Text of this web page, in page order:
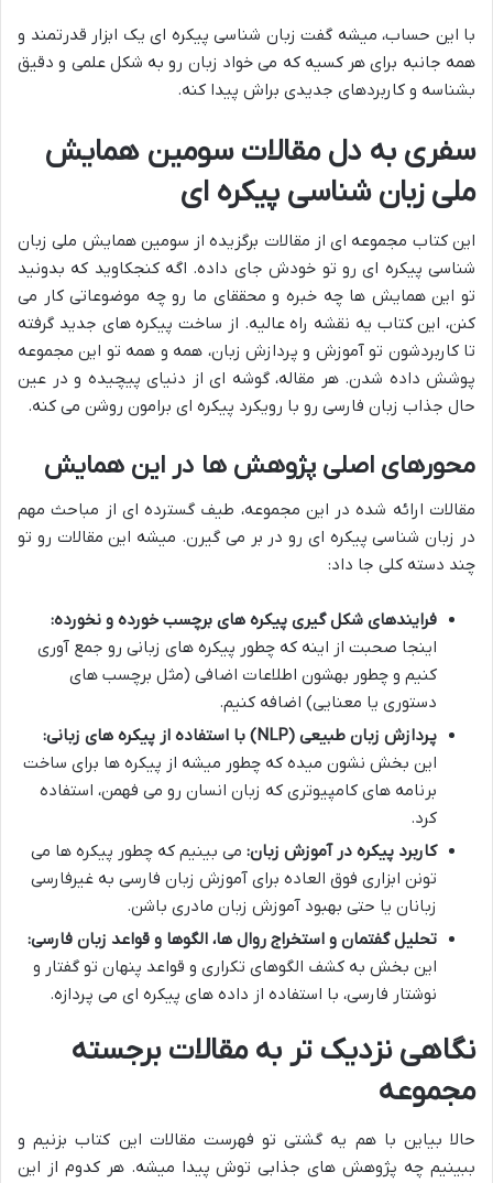
با این حساب، میشه گفت زبان شناسی پیکره ای یک ابزار قدرتمند و
همه جانبه برای هر کسیه که می خواد زبان رو به شکل علمی و دقیق
بشناسه و کاربردهای جدیدی براش پیدا کنه.
سفری به دل مقالات سومین همایش
ملی زبان شناسی پیکره ای
این کتاب مجموعه ای از مقالات برگزیده از سومین همایش ملی زبان
شناسی پیکره ای رو تو خودش جای داده. اگه کنجکاوید که بدونید
تو این همایش ها چه خبره و محققای ما رو چه موضوعاتی کار می
کنن، این کتاب یه نقشه راه عالیه. از ساخت پیکره های جدید گرفته
تا کاربردشون تو آموزش و پردازش زبان، همه و همه تو این مجموعه
پوشش داده شدن. هر مقاله، گوشه ای از دنیای پیچیده و در عین
حال جذاب زبان فارسی رو با رویکرد پیکره ای برامون روشن می کنه.
محورهای اصلی پژوهش ها در این همایش
مقالات ارائه شده در این مجموعه، طیف گسترده ای از مباحث مهم
در زبان شناسی پیکره ای رو در بر می گیرن. میشه این مقالات رو تو
چند دسته کلی جا داد:
فرایندهای شکل گیری پیکره های برچسب خورده و نخورده:
اینجا صحبت از اینه که چطور پیکره های زبانی رو جمع آوری
کنیم و چطور بهشون اطلاعات اضافی (مثل برچسب های
دستوری یا معنایی) اضافه کنیم.
پردازش زبان طبیعی (NLP) با استفاده از پیکره های زبانی:
این بخش نشون میده که چطور میشه از پیکره ها برای ساخت
برنامه های کامپیوتری که زبان انسان رو می فهمن، استفاده
کرد.
کاربرد پیکره در آموزش زبان: می بینیم که چطور پیکره ها می
تونن ابزاری فوق العاده برای آموزش زبان فارسی به غیرفارسی
زبانان یا حتی بهبود آموزش زبان مادری باشن.
تحلیل گفتمان و استخراج روال ها، الگوها و قواعد زبان فارسی:
این بخش به کشف الگوهای تکراری و قواعد پنهان تو گفتار و
نوشتار فارسی، با استفاده از داده های پیکره ای می پردازه.
نگاهی نزدیک تر به مقالات برجسته
مجموعه
حالا بیاین با هم یه گشتی تو فهرست مقالات این کتاب بزنیم و
ببینیم چه پژوهش های جذابی توش پیدا میشه. هر کدوم از این